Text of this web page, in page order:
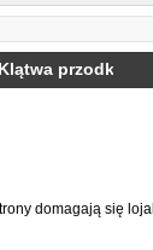
przodków.
domagają się